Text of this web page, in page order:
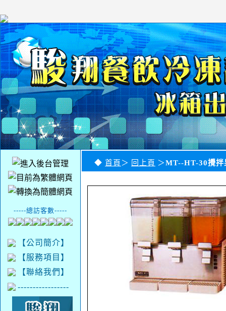
-----總訪客數-----
【公司簡介】
【服務項目】
【聯絡我們】
-----------------
◆ 首頁 ＞ 回上頁 ＞MT--HT-30攪拌